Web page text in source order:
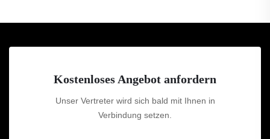
Kostenloses Angebot anfordern
Unser Vertreter wird sich bald mit Ihnen in
Verbindung setzen.